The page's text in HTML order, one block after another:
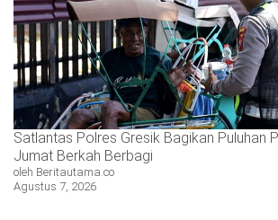
Satlantas Polres Gresik Bagikan Puluhan
Jumat Berkah Berbagi
oleh Beritautama.co
Agustus 7, 2026